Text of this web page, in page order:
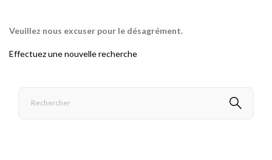
Veuillez nous excuser pour le désagrément.
Effectuez une nouvelle recherche